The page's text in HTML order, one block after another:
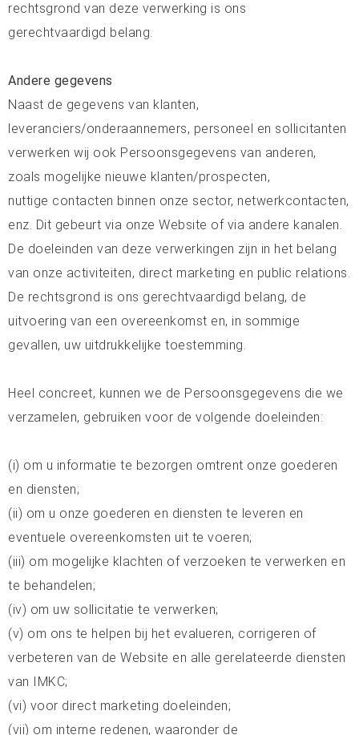
rechtsgrond van deze verwerking is ons
gerechtvaardigd belang.
Andere gegevens
Naast de gegevens van klanten,
leveranciers/onderaannemers, personeel en sollicitanten
verwerken wij ook Persoonsgegevens van anderen,
zoals mogelijke nieuwe klanten/prospecten,
nuttige contacten binnen onze sector, netwerkcontacten,
enz. Dit gebeurt via onze Website of via andere kanalen.
De doeleinden van deze verwerkingen zijn in het belang
van onze activiteiten, direct marketing en public relations.
De rechtsgrond is ons gerechtvaardigd belang, de
uitvoering van een overeenkomst en, in sommige
gevallen, uw uitdrukkelijke toestemming.
Heel concreet, kunnen we de Persoonsgegevens die we
verzamelen, gebruiken voor de volgende doeleinden:
(i) om u informatie te bezorgen omtrent onze goederen
en diensten;
(ii) om u onze goederen en diensten te leveren en
eventuele overeenkomsten uit te voeren;
(iii) om mogelijke klachten of verzoeken te verwerken en
te behandelen;
(iv) om uw sollicitatie te verwerken;
(v) om ons te helpen bij het evalueren, corrigeren of
verbeteren van de Website en alle gerelateerde diensten
van IMKC;
(vi) voor direct marketing doeleinden;
(vii) om interne redenen, waaronder de